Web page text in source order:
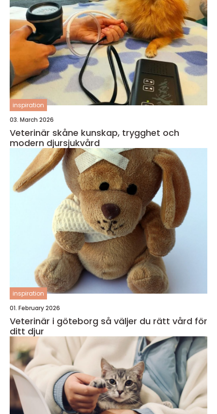
inspiration
03. March 2026
Veterinär skåne kunskap, trygghet och
modern djursjukvård
inspiration
01. February 2026
Veterinär i göteborg så väljer du rätt vård för
ditt djur